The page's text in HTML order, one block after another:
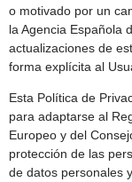
o motivado por un
la Agencia Española
actualizaciones de
forma explícita al
Esta Política de
para adaptarse al
Europeo y del
protección de las
de datos personales